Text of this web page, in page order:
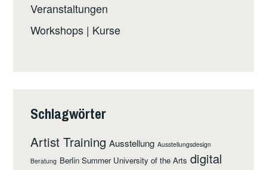
Veranstaltungen
Workshops | Kurse
Schlagwörter
Artist Training Ausstellung Ausstellungsdesign
Beratung Berlin Summer University of the Arts digital